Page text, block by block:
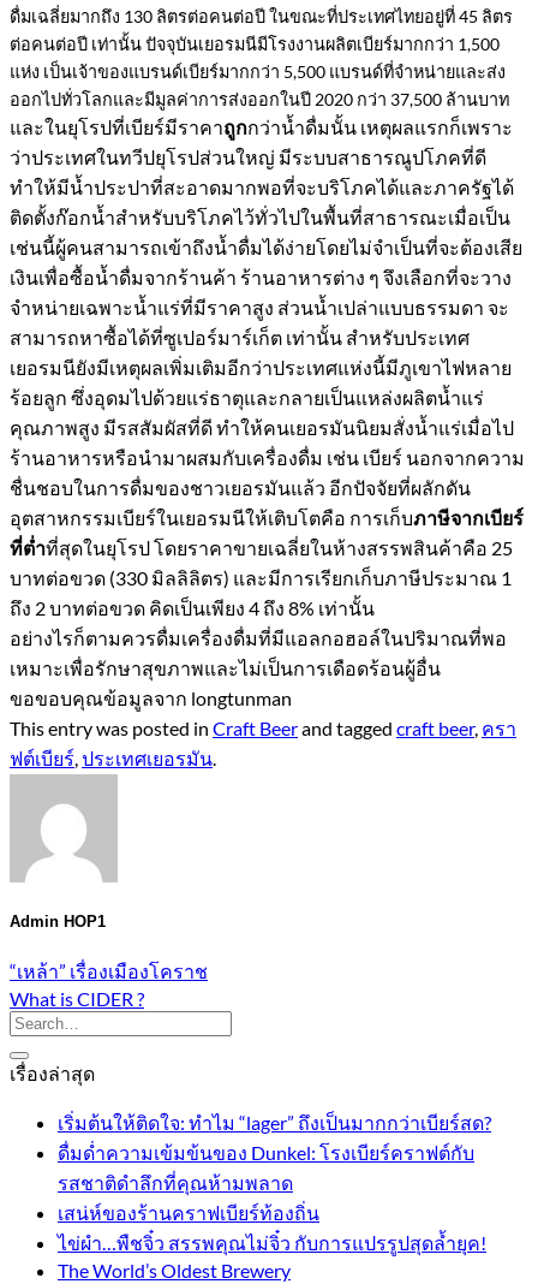
ดื่มเฉลี่ยมากถึง 130 ลิตรต่อคนต่อปีในขณะที่ประเทศไทยอยู่ที่ 45 ลิตร
ต่อคนต่อปี เท่านั้นปัจจุบันเยอรมนีมีโรงงานผลิตเบียร์มากกว่า 1,500
แห่ง เป็นเจ้าของแบรนด์เบียร์มากกว่า 5,500 แบรนด์ที่จำหน่ายและส่ง
ออกไปทั่วโลกและมีมูลค่าการส่งออกในปี 2020 กว่า 37,500 ล้านบาท
และในยุโรปที่เบียร์มีราคาถูกกว่าน้ำดื่มนั้น เหตุผลแรกก็เพราะ
ว่าประเทศในทวีปยุโรปส่วนใหญ่ มีระบบสาธารณูปโภคที่ดี
ทำให้มีน้ำประปาที่สะอาดมากพอที่จะบริโภคได้และภาครัฐได้
ติดตั้งก๊อกน้ำสำหรับบริโภคไว้ทั่วไปในพื้นที่สาธารณะเมื่อเป็น
เช่นนี้ผู้คนสามารถเข้าถึงน้ำดื่มได้ง่ายโดยไม่จำเป็นที่จะต้องเสีย
เงินเพื่อซื้อน้ำดื่มจากร้านค้า ร้านอาหารต่าง ๆ จึงเลือกที่จะวาง
จำหน่ายเฉพาะน้ำแร่ที่มีราคาสูง ส่วนน้ำเปล่าแบบธรรมดา จะ
สามารถหาซื้อได้ที่ซูเปอร์มาร์เก็ต เท่านั้น สำหรับประเทศ
เยอรมนียังมีเหตุผลเพิ่มเติมอีกว่าประเทศแห่งนี้มีภูเขาไฟหลาย
ร้อยลูก ซึ่งอุดมไปด้วยแร่ธาตุและกลายเป็นแหล่งผลิตน้ำแร่
คุณภาพสูง มีรสสัมผัสที่ดี ทำให้คนเยอรมันนิยมสั่งน้ำแร่เมื่อไป
ร้านอาหารหรือนำมาผสมกับเครื่องดื่ม เช่น เบียร์ นอกจากความ
ชื่นชอบในการดื่มของชาวเยอรมันแล้ว อีกปัจจัยที่ผลักดัน
อุตสาหกรรมเบียร์ในเยอรมนีให้เติบโตคือ การเก็บภาษีจากเบียร์
ที่ต่ำที่สุดในยุโรป โดยราคาขายเฉลี่ยในห้างสรรพสินค้าคือ 25
บาทต่อขวด (330 มิลลิลิตร) และมีการเรียกเก็บภาษีประมาณ 1
ถึง 2 บาทต่อขวด คิดเป็นเพียง 4 ถึง 8% เท่านั้น
อย่างไรก็ตามควรดื่มเครื่องดื่มที่มีแอลกอฮอล์ในปริมาณที่พอ
เหมาะเพื่อรักษาสุขภาพและไม่เป็นการเดือดร้อนผู้อื่น
ขอขอบคุณข้อมูลจาก longtunman
This entry was posted in Craft Beerand tagged craft beer, ครา
ฟต์เบียร์ ประเทศเยอรมัน
Admin HOP1
“เหล้า” เรื่องเมืองโคราช
What is CIDER ?
เรื่องล่าสุด
เริ่มต้นให้ติดใจ: ทำไม “lager” ถึงเป็นมากกว่าเบียร์สด?
ดื่มด่ำความเข้มข้นของ Dunkel: โรงเบียร์คราฟต์กับ
รสชาติดำลึกที่คุณห้ามพลาด
เสน่ห์ของร้านคราฟเบียร์ท้องถิ่น
ไข่ผำ…พืชจิ๋ว สรรพคุณไม่จิ๋ว กับการแปรรูปสุดล้ำยุค!
The World’s Oldest Brewery